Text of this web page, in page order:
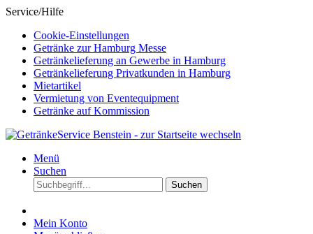
Service/Hilfe
Cookie-Einstellungen
Getränke zur Hamburg Messe
Getränkelieferung an Gewerbe in Hamburg
Getränkelieferung Privatkunden in Hamburg
Mietartikel
Vermietung von Eventequipment
Getränke auf Kommission
Menü
Suchen
Suchen
Mein Konto